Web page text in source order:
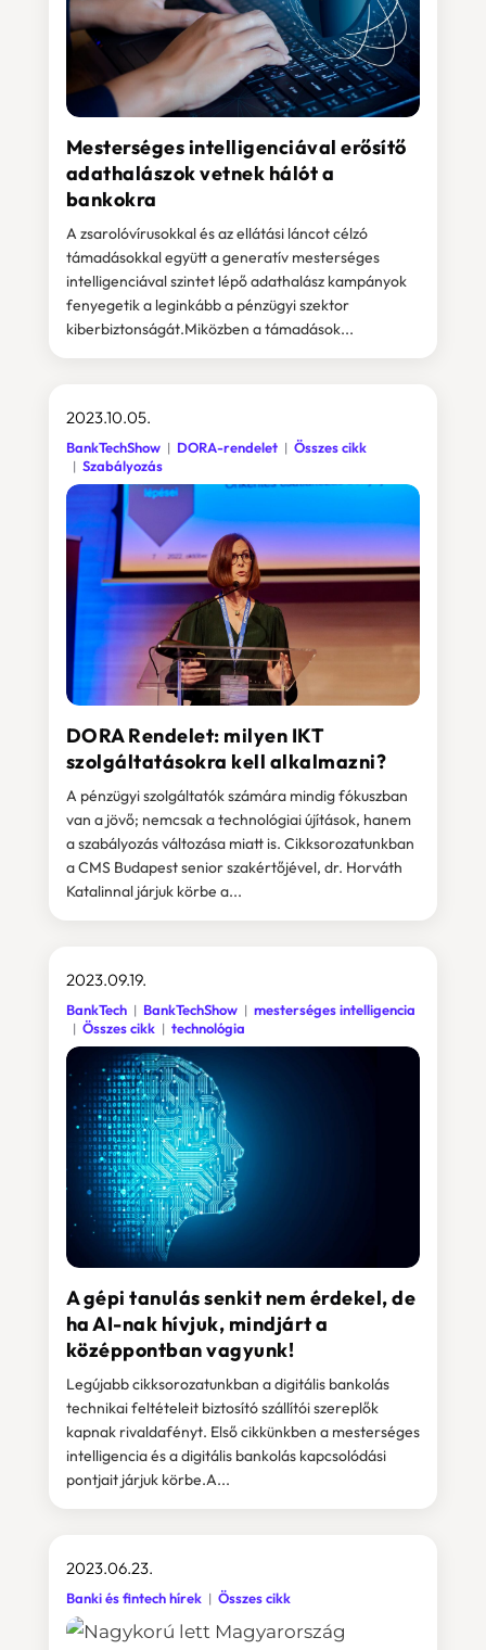
Mesterséges intelligenciával erősítő
adathalászok vetnek hálót a
bankokra
A zsarolóvírusokkal és az ellátási láncot célzó
támadásokkal együtt a generatív mesterséges
intelligenciával szintet lépő adathalász kampányok
fenyegetik a leginkább a pénzügyi szektor
kiberbiztonságát.Miközben a támadások...
DORA Rendelet: milyen IKT
szolgáltatásokra kell alkalmazni?
2023.10.05.
BankTechShow DORA-rendelet
Összes cikk
Szabályozás
A pénzügyi szolgáltatók számára mindig fókuszban
van a jövő; nemcsak a technológiai újítások, hanem
a szabályozás változása miatt is. Cikksorozatunkban
a CMS Budapest senior szakértőjével, dr. Horváth
Katalinnal járjuk körbe a...
A gépi tanulás senkit nem érdekel, de
ha AI-nak hívjuk, mindjárt a
középpontban vagyunk!
2023.09.19.
BankTech BankTechShow
mesterséges intelligencia
Összes cikk
technológia
Legújabb cikksorozatunkban a digitális bankolás
technikai feltételeit biztosító szállítói szereplők
kapnak rivaldafényt. Első cikkünkben a mesterséges
intelligencia és a digitális bankolás kapcsolódási
pontjait járjuk körbe.A...
2023.06.23.
Banki és fintech hírek Összes cikk